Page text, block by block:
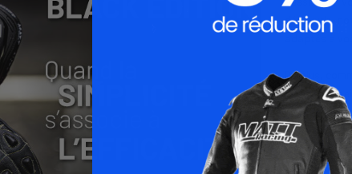
découvrir
adaptés à
De plus,
de nos
chez MATT
que vous
graphique
avec nos